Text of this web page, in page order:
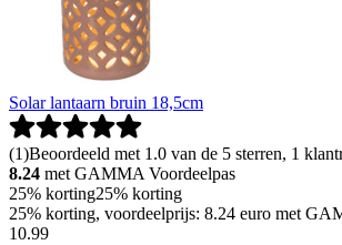
Solar lantaarn bruin 18,5cm
(1)Beoordeeld met 1.0 van de 5 sterren, 1
8.24 met GAMMA Voordeelpas
25% korting25% korting
25% korting, voordeelprijs: 8.24 euro met
10.99